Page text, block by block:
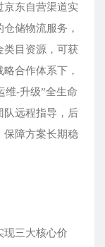
京东自营渠道实
储物流服务，
类目资源，可获
合作体系下，
维-升级”全生命
队远程指导，后
保障方案长期稳
现三大核心价